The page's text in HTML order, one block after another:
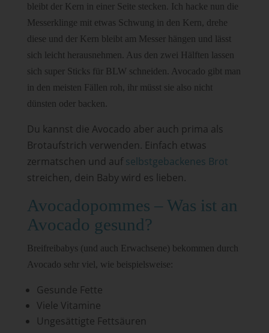
bleibt der Kern in einer Seite stecken. Ich hacke nun die
Messerklinge mit etwas Schwung in den Kern, drehe
diese und der Kern bleibt am Messer hängen und lässt
sich leicht herausnehmen. Aus den zwei Hälften lassen
sich super Sticks für BLW schneiden. Avocado gibt man
in den meisten Fällen roh, ihr müsst sie also nicht
dünsten oder backen.
Du kannst die Avocado aber auch prima als
Brotaufstrich verwenden. Einfach etwas
zermatschen und aufselbstgebackenes Brot
streichen, dein Baby wird es lieben.
Avocadopommes – Was ist an
Avocado gesund?
Breifreibabys (und auch Erwachsene) bekommen durch
Avocado sehr viel, wie beispielsweise:
Gesunde Fette
Viele Vitamine
Ungesättigte Fettsäuren